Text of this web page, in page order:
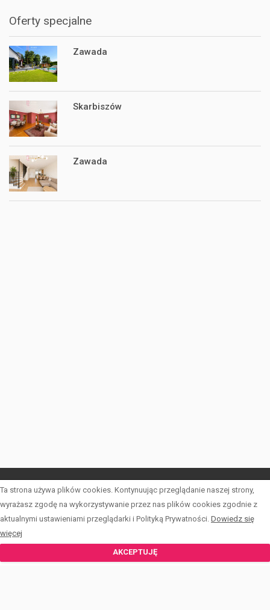
Oferty specjalne
Zawada
Skarbiszów
Zawada
LISTA OFERT
INWESTYCJE
Ta strona używa plików cookies. Kontynuując przeglądanie naszej strony,
wyrażasz zgodę na wykorzystywanie przez nas plików cookies zgodnie z
aktualnymi ustawieniami przeglądarki i Polityką Prywatności. Dowiedz się
więcej
AKCEPTUJĘ